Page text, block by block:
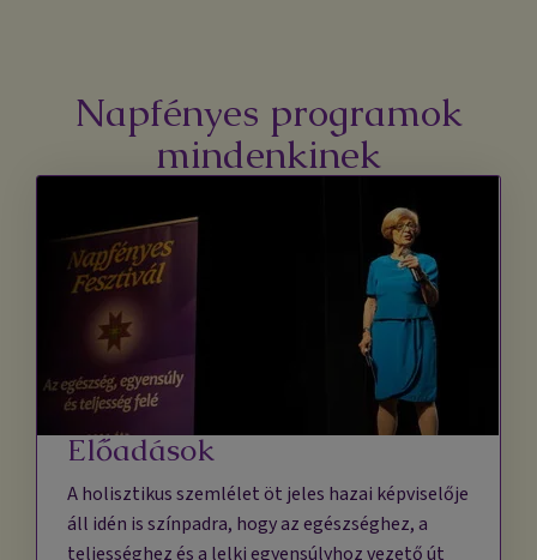
Napfényes programok
mindenkinek
Előadások
A holisztikus szemlélet öt jeles hazai képviselője
áll idén is színpadra, hogy az egészséghez, a
teljességhez és a lelki egyensúlyhoz vezető út